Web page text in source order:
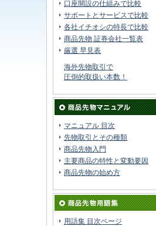
口座開設の仕組みで比較
サポートとサービスで比較
各社イチオシの特長で比較
商品先物 証券会社一覧表
厳選 早見表
海外先物取引で
圧倒的取扱い本数！
マニュアル 目次
先物取引とその種類
商品先物入門
主要商品の特性と変動要因
商品先物の始め方
用語集 目次ページ